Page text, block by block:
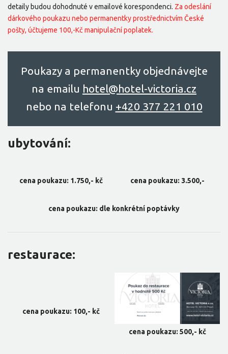
detaily budou dohodnuté v emailové korespondenci. Za odeslání
dárkového poukazu nebo permanentky prostřednictvím České
pošty, účtujeme 100,-Kč manipulační poplatek.
Poukazy a permanentky objednávejte
na emailu hоtel@hоtel-victоriа.cz
nebo na telefonu +420 377 221 010
ubytování:
cena poukazu: 1.750,- kč cena poukazu: 3.500,-
cena poukazu: dle konkrétní poptávky
restaurace:
cena poukazu: 100,- kč
cena poukazu: 500,- kč